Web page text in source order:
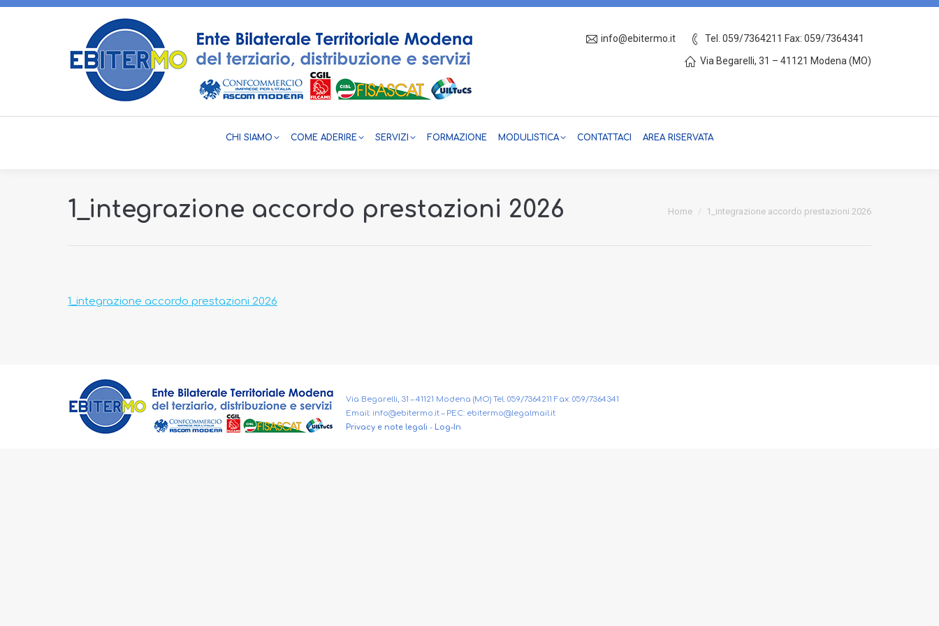
info@ebitermo.it
Tel. 059/7364211 Fax: 059/7364341
Via Begarelli, 31 – 41121 Modena (MO)
CHI SIAMO COME ADERIRE SERVIZI FORMAZIONE MODULISTICA CONTATTACI AREA RISERVATA
1_integrazione accordo prestazioni 2026 Tu sei qui:
Home 1_integrazione accordo prestazioni 2026
1_integrazione accordo prestazioni 2026
Via Begarelli, 31 – 41121 Modena (MO) Tel. 059/7364211 Fax: 059/7364341
Email: info@ebitermo.it– PEC: ebitermo@legalmail.it
Privacy e note legali - Log-In
CHI SIAMO COME ADERIRE FORMAZIONE MODULISTICA CONTATTACI AREA RISERVATA